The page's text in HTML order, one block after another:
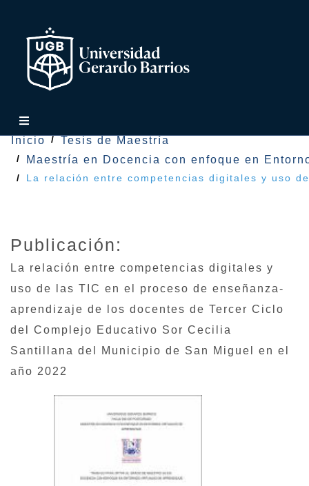
Inicio
Tesis de Maestría
Maestría en Docencia con enfoque en
La relación entre competencias digitales y uso
Publicación:
La relación entre competencias digitales y
uso de las TIC en el proceso de enseñanza-
aprendizaje de los docentes de Tercer Ciclo
del Complejo Educativo Sor Cecilia
Santillana del Municipio de San Miguel en el
año 2022